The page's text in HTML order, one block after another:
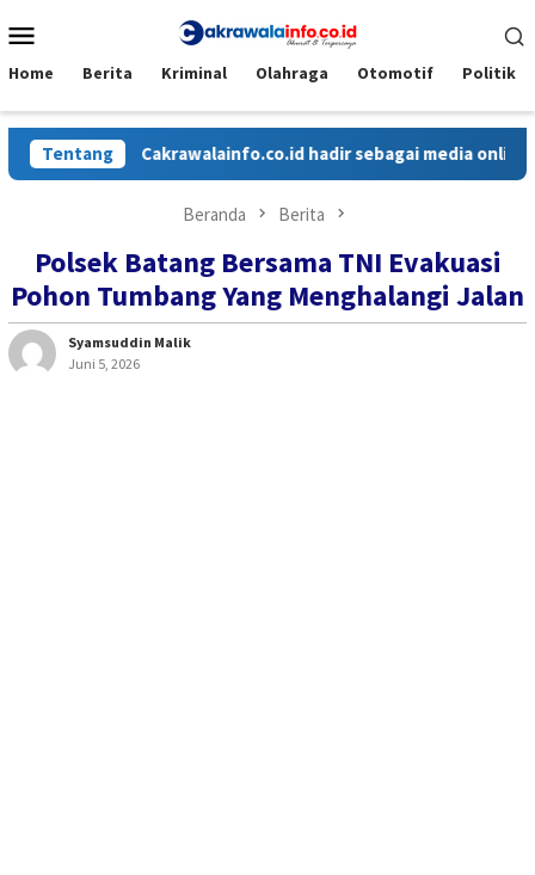
ke
Mobile
Home Berita Kriminal Olahraga Otomotif Politik
TentangCakrawalainfo.co.id hadir sebagai media online yang
Beranda Berita
Polsek Batang Bersama TNI Evakuasi
Pohon Tumbang Yang Menghalangi Jalan
Syamsuddin Malik
Juni 5, 2026